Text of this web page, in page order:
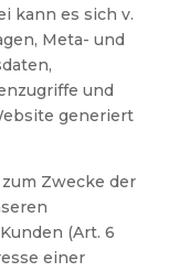
kann es sich v.
Meta- und
und
generiert
Zwecke der
(Art. 6
einer